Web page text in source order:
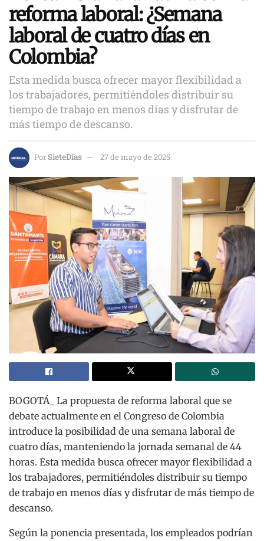
reforma laboral: ¿Semana
laboral de cuatro días en
Colombia?
Esta medida busca ofrecer mayor flexibilidad a
los trabajadores, permitiéndoles distribuir su
tiempo de trabajo en menos días y disfrutar de
más tiempo de descanso.
PorSieteDías 27 de mayo de 2025
BOGOTÁ_ La propuesta de reforma laboral que se
debate actualmente en el Congreso de Colombia
introduce la posibilidad de una semana laboral de
cuatro días, manteniendo la jornada semanal de 44
horas. Esta medida busca ofrecer mayor flexibilidad a
los trabajadores, permitiéndoles distribuir su tiempo
de trabajo en menos días y disfrutar de más tiempo de
descanso.
Según la ponencia presentada, los empleados podrían